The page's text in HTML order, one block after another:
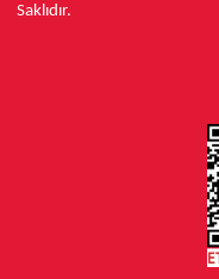
Saklıdır.